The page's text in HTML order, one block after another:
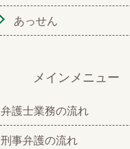
あっせん
メインメニュー
弁護士業務の流れ
刑事弁護の流れ